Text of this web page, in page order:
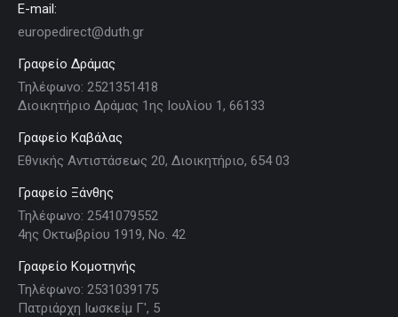
E-mail:
europedirect@duth.gr
Γραφείο Δράμας
Τηλέφωνο: 2521351418
Διοικητήριο Δράμας 1ης Ιουλίου 1, 66133
Γραφείο Καβάλας
Εθνικής Αντιστάσεως 20, Διοικητήριο, 654 03
Γραφείο Ξάνθης
Τηλέφωνο: 2541079552
4ης Οκτωβρίου 1919, Νο. 42
Γραφείο Κομοτηνής
Τηλέφωνο: 2531039175
Πατριάρχη Ιωσκείμ Γ', 5